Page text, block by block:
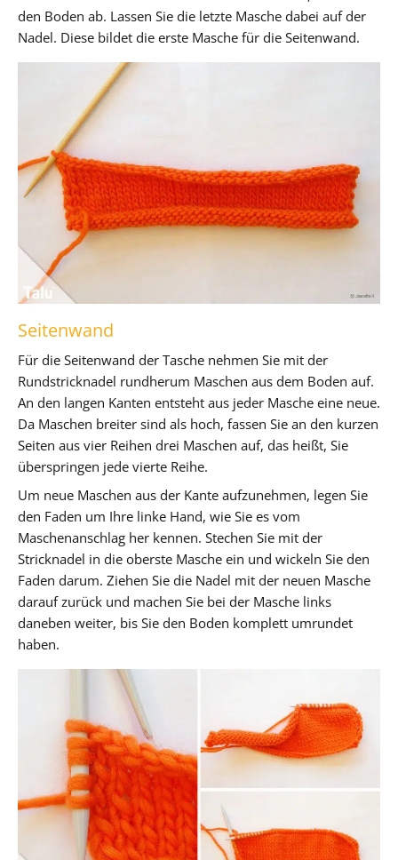
den Boden ab. Lassen Sie die letzte Masche dabei auf der
Nadel. Diese bildet die erste Masche für die Seitenwand.
Seitenwand
Für die Seitenwand der Tasche nehmen Sie mit der
Rundstricknadel rundherum Maschen aus dem Boden auf.
An den langen Kanten entsteht aus jeder Masche eine neue.
Da Maschen breiter sind als hoch, fassen Sie an den kurzen
Seiten aus vier Reihen drei Maschen auf, das heißt, Sie
überspringen jede vierte Reihe.
Um neue Maschen aus der Kante aufzunehmen, legen Sie
den Faden um Ihre linke Hand, wie Sie es vom
Maschenanschlag her kennen. Stechen Sie mit der
Stricknadel in die oberste Masche ein und wickeln Sie den
Faden darum. Ziehen Sie die Nadel mit der neuen Masche
darauf zurück und machen Sie bei der Masche links
daneben weiter, bis Sie den Boden komplett umrundet
haben.